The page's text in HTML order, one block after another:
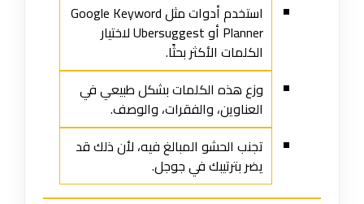
استخدم أدوات مثل Google Keyword
Planner أو Ubersuggest لاختيار
الكلمات الأكثر بحثًا.
وزع هذه الكلمات بشكل طبيعي في
العناوين، والفقرات، والوصف.
تجنب الحشو المبالغ فيه، لأن ذلك قد
يضر بترتيبك في جوجل.